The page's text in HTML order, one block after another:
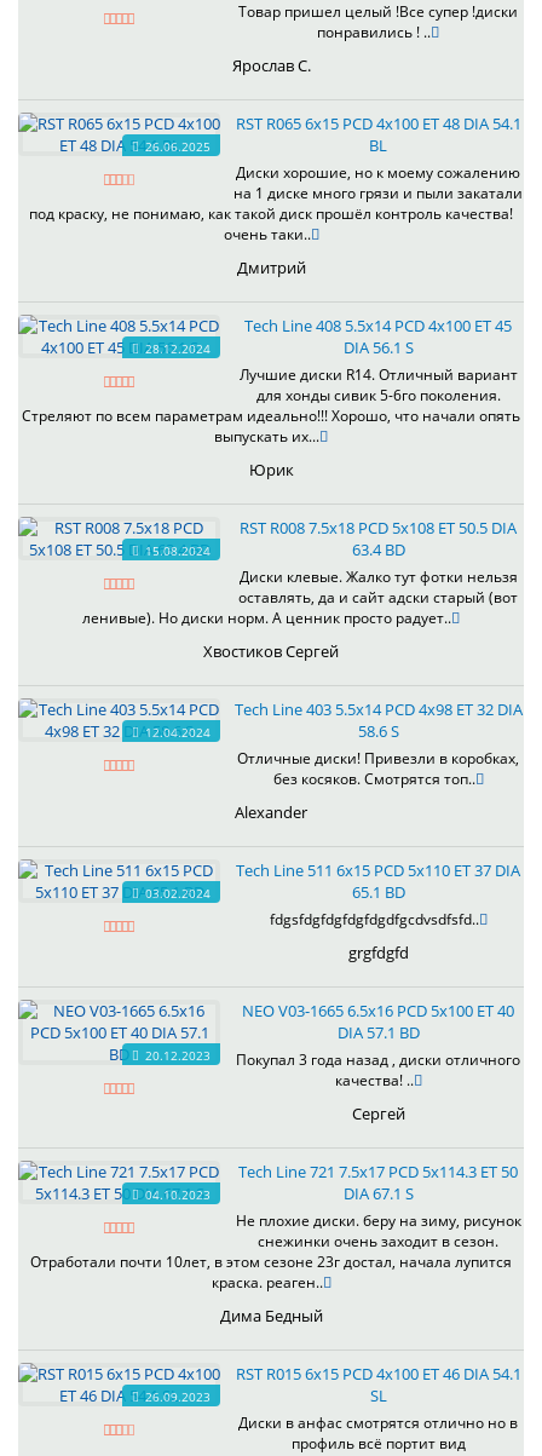
Товар пришел целый !Все супер !диски
понравились ! ..
Ярослав С.
26.06.2025
RST R065 6x15 PCD 4x100 ET 48 DIA 54.1
BL
Диски хорошие, но к моему сожалению
на 1 диске много грязи и пыли закатали
под краску, не понимаю, как такой диск прошёл контроль качества!
очень таки..
Дмитрий
28.12.2024
Tech Line 408 5.5x14 PCD 4x100 ET 45
DIA 56.1 S
Лучшие диски R14. Отличный вариант
для хонды сивик 5-6го поколения.
Стреляют по всем параметрам идеально!!! Хорошо, что начали опять
выпускать их...
Юрик
15.08.2024
RST R008 7.5x18 PCD 5x108 ET 50.5 DIA
63.4 BD
Диски клевые. Жалко тут фотки нельзя
оставлять, да и сайт адски старый (вот
ленивые). Но диски норм. А ценник просто радует..
Хвостиков Сергей
12.04.2024
Tech Line 403 5.5x14 PCD 4x98 ET 32 DIA
58.6 S
Отличные диски! Привезли в коробках,
без косяков. Смотрятся топ..
Alexander
03.02.2024
Tech Line 511 6x15 PCD 5x110 ET 37 DIA
65.1 BD
fdgsfdgfdgfdgfdgdfgcdvsdfsfd..
grgfdgfd
20.12.2023
NEO V03-1665 6.5x16 PCD 5x100 ET 40
DIA 57.1 BD
Покупал 3 года назад , диски отличного
качества! ..
Сергей
04.10.2023
Tech Line 721 7.5x17 PCD 5x114.3 ET 50
DIA 67.1 S
Не плохие диски. беру на зиму, рисунок
снежинки очень заходит в сезон.
Отработали почти 10лет, в этом сезоне 23г достал, начала лупится
краска. реаген..
Дима Бедный
26.09.2023
RST R015 6x15 PCD 4x100 ET 46 DIA 54.1
SL
Диски в анфас смотрятся отлично но в
профиль всё портит вид